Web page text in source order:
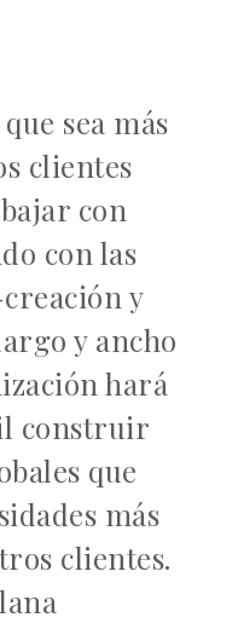
sea más
clientes
con
con las
y
y ancho
hará
construir
que
más
clientes.